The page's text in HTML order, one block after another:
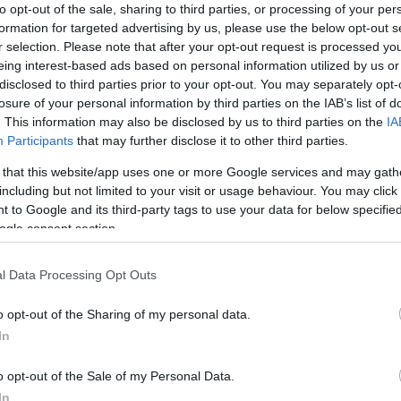
opt-out of the sale, sharing to third parties, or processing of your
for targeted advertising by us, please use the below opt-out
selection. Please note that after your opt-out request is processed
interest-based ads based on personal information utilized by us
to third parties prior to your opt-out. You may separately
of your personal information by third parties on the IAB’s list of
This information may also be disclosed by us to third parties on the
Participants that may further disclose it to other third parties.
that this website/app uses one or more Google services and may
but not limited to your visit or usage behaviour. You may
to Google and its third-party tags to use your data for below
consent section.
Data Processing Opt Outs
opt-out of the Sharing of my personal data.
opt-out of the Sale of my Personal Data.
F1
Sainz jr. szerint meg kell újítani a
rallyversenyek formátumát és
egekbe emelkedik a népszerűsége
Hund Gábor 2025. november 22.